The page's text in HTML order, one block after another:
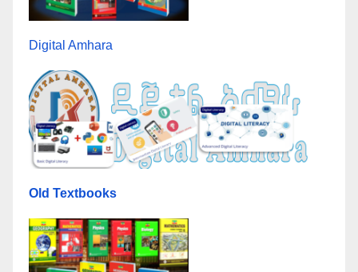
Digital Amhara
Old Textbooks